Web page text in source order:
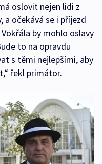
oslovit nejen lidi z
a očekává se i příjezd
by mohlo oslavy
to na opravdu
s těmi nejlepšími, aby
řekl primátor.